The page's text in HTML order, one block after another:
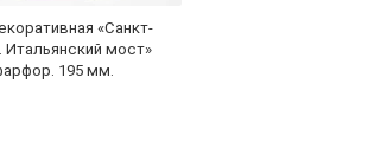
«Санкт-
Итальянский мост»
195 мм.